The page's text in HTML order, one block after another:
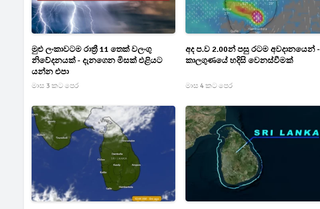
මුළු ලංකාවටම රාත්‍රී 11 තෙක් වලංගු
නිවේදනයක් - දැනගෙන මිසක් එළියට
යන්න එපා
මාස 3 කට පෙර
අද ප.ව 2.00න් පසු රටම අවදානයෙන් -
කාලගුණයේ හදිසි වෙනස්වීමක්
මාස 4 කට පෙර